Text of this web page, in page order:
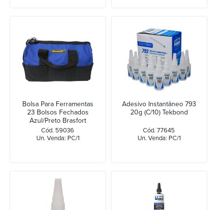
Bolsa Para Ferramentas
23 Bolsos Fechados
Azul/Preto Brasfort
Cód. 59036
Un. Venda: PC/1
Adesivo Instantâneo 793
20g (C/10) Tekbond
Cód. 77645
Un. Venda: PC/1